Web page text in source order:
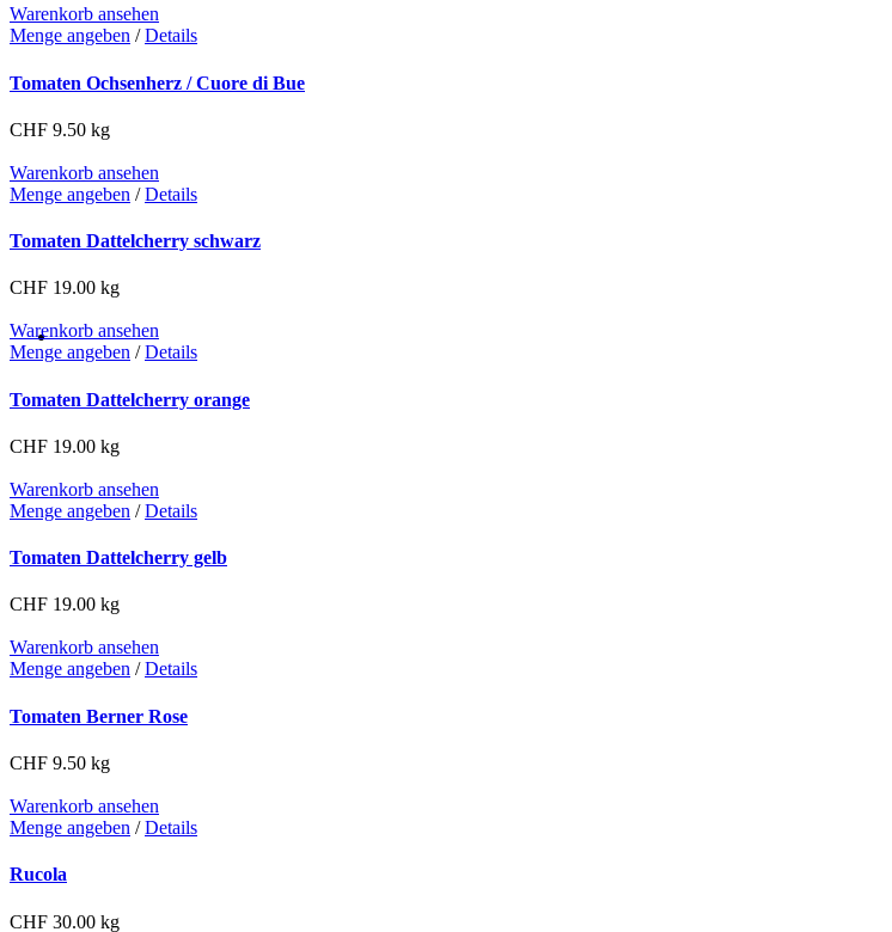
Warenko­rb anse­hen
Menge angeben / Details
Tomaten Ochsenherz / Cuore di Bue
CHF 9.50 kg
Warenko­rb anse­hen
Menge angeben / Details
Tomaten Dattelcherry schwarz
CHF 19.00 kg
Warenko­rb anse­hen
Menge angeben / Details
Tomaten Dattelcherry orange
CHF 19.00 kg
Warenko­rb anse­hen
Menge angeben / Details
Tomaten Dattelcherry gelb
CHF 19.00 kg
Warenko­rb anse­hen
Menge angeben / Details
Tomaten Berner Rose
CHF 9.50 kg
Warenko­rb anse­hen
Menge angeben / Details
Rucola
CHF 30.00 kg